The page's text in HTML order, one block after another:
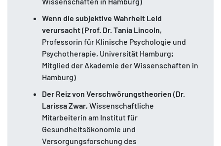
Wenn die subjektive Wahrheit Leid
verursacht(Prof. Dr.Tania Lincoln,
Professorin für Klinische Psychologie und
Psychotherapie, Universität Hamburg;
Mitglied der Akademie der Wissenschaften in
Hamburg)
Der Reiz von Verschwörungstheorien (Dr.
Larissa Zwar, Wissenschaftliche
Mitarbeiterin am Institut für
Gesundheitsökonomie und
Versorgungsforschung des